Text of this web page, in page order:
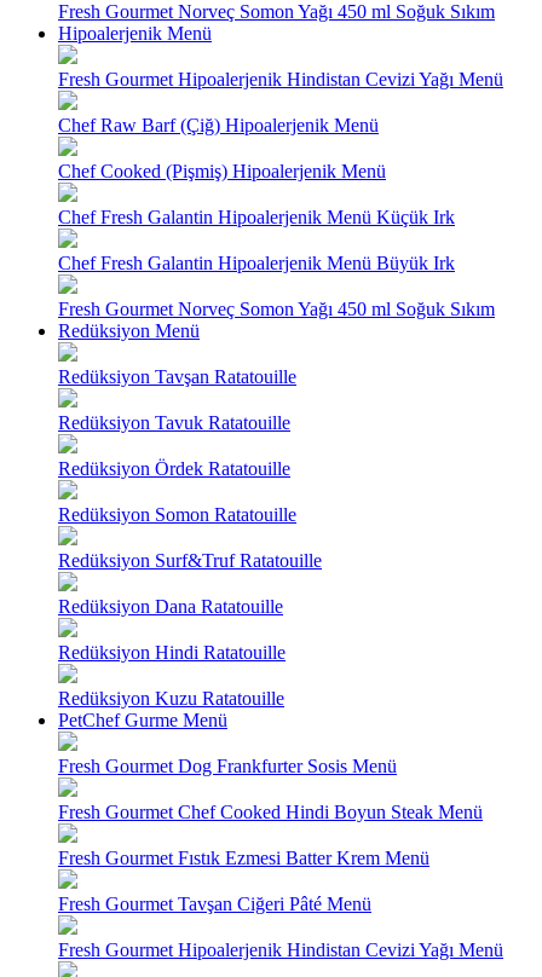
Fresh Gourmet Norveç Somon Yağı 450 ml Soğuk Sıkım
Hipoalerjenik Menü
Fresh Gourmet Hipoalerjenik Hindistan Cevizi Yağı Menü
Chef Raw Barf (Çiğ) Hipoalerjenik Menü
Chef Cooked (Pişmiş) Hipoalerjenik Menü
Chef Fresh Galantin Hipoalerjenik Menü Küçük Irk
Chef Fresh Galantin Hipoalerjenik Menü Büyük Irk
Fresh Gourmet Norveç Somon Yağı 450 ml Soğuk Sıkım
Redüksiyon Menü
Redüksiyon Tavşan Ratatouille
Redüksiyon Tavuk Ratatouille
Redüksiyon Ördek Ratatouille
Redüksiyon Somon Ratatouille
Redüksiyon Surf&Truf Ratatouille
Redüksiyon Dana Ratatouille
Redüksiyon Hindi Ratatouille
Redüksiyon Kuzu Ratatouille
PetChef Gurme Menü
Fresh Gourmet Dog Frankfurter Sosis Menü
Fresh Gourmet Chef Cooked Hindi Boyun Steak Menü
Fresh Gourmet Fıstık Ezmesi Batter Krem Menü
Fresh Gourmet Tavşan Ciğeri Pâté Menü
Fresh Gourmet Hipoalerjenik Hindistan Cevizi Yağı Menü